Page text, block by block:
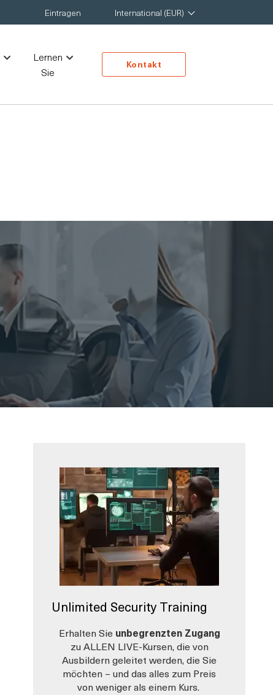
Eintragen International (EUR)
Lernen
Sie
Kontakt
Unlimited Security Training
Erhalten Sieunbegrenzten Zugang
zu ALLEN LIVE-Kursen, die von
Ausbildern geleitet werden, die Sie
möchten – und das alles zum Preis
von weniger als einem Kurs.